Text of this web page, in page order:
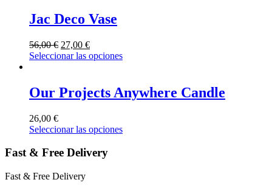
Jac Deco Vase
56,00€ 27,00 €
Seleccionar las opciones
Our Projects Anywhere Candle
26,00 €
Seleccionar las opciones
Fast & Free Delivery
Fast & Free Delivery